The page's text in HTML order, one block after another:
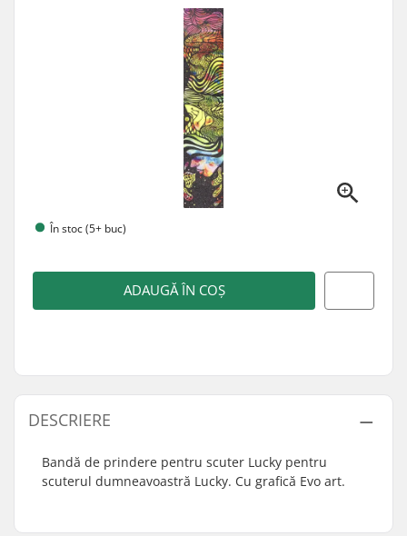
În stoc (5+ buc)
ADAUGĂ ÎN COȘ
DESCRIERE
Bandă de prindere pentru scuter Lucky pentru
scuterul dumneavoastră Lucky. Cu grafică Evo art.